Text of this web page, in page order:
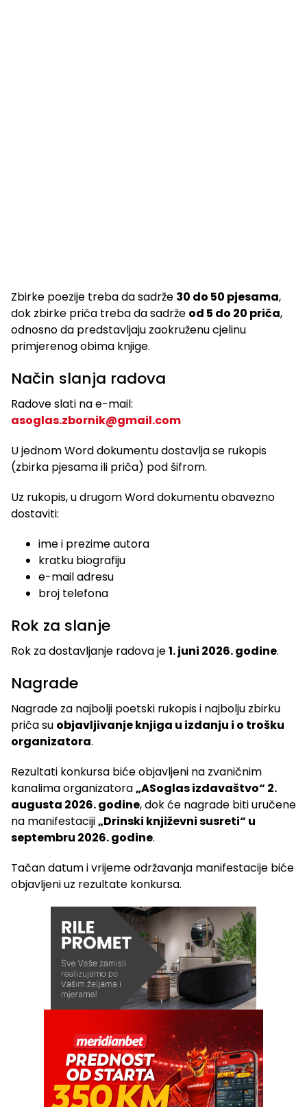
Zbirke poezije treba da sadrže 30 do 50 pjesama,
dok zbirke priča treba da sadrže od 5 do 20 priča,
odnosno da predstavljaju zaokruženu cjelinu
primjerenog obima knjige.
Način slanja radova
Radove slati na e-mail:
asoglas.zbornik@gmail.com
U jednom Word dokumentu dostavlja se rukopis
(zbirka pjesama ili priča) pod šifrom.
Uz rukopis, u drugom Word dokumentu obavezno
dostaviti:
ime i prezime autora
kratku biografiju
e-mail adresu
broj telefona
Rok za slanje
Rok za dostavljanje radova je1. juni 2026. godine.
Nagrade
Nagrade za najbolji poetski rukopis i najbolju zbirku
priča su objavljivanje knjiga u izdanju i o trošku
organizatora.
Rezultati konkursa biće objavljeni na zvaničnim
kanalima organizatora„ASoglas izdavaštvo“ 2.
augusta 2026. godine, dok će nagrade biti uručene
na manifestaciji„Drinski književni susreti“ u
septembru 2026. godine.
Tačan datum i vrijeme održavanja manifestacije biće
objavljeni uz rezultate konkursa.